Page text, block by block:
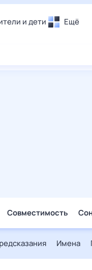
и дети Ещё
Совместимость
Имена